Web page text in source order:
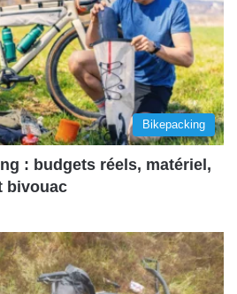
Bikepacking
: budgets réels, matériel,
bivouac